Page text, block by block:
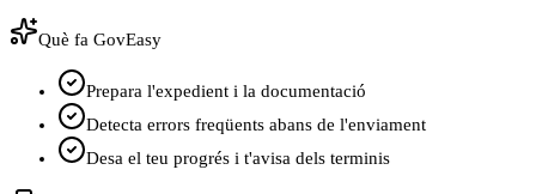
Què fa GovEasy
Prepara l'expedient i la documentació
Detecta errors freqüents abans de l'enviament
Desa el teu progrés i t'avisa dels terminis